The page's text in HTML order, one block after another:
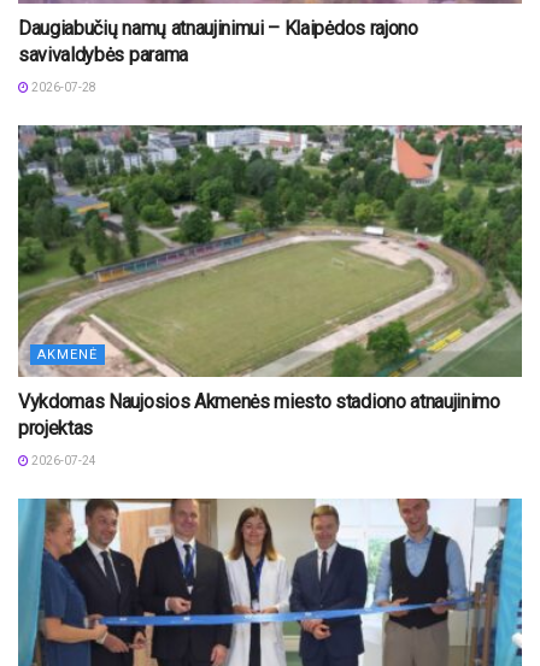
Daugiabučių namų atnaujinimui – Klaipėdos rajono
savivaldybės parama
2026-07-28
AKMENĖ
Vykdomas Naujosios Akmenės miesto stadiono atnaujinimo
projektas
2026-07-24